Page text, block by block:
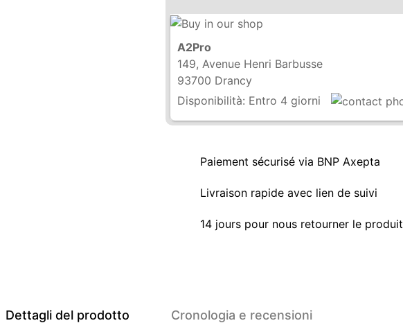
A2Pro
149, Avenue Henri Barbusse
93700 Drancy
Disponibilità: Entro 4 giorni
Paiement sécurisé via BNP Axepta
Livraison rapide avec lien de suivi
14 jours pour nous retourner le produit
Dettagli del prodotto Cronologia e recensioni